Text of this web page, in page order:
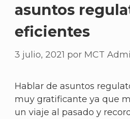
asuntos
eficientes
3 julio, 2021 por MCT
Hablar de asuntos
muy gratificante ya que
un viaje al pasado y